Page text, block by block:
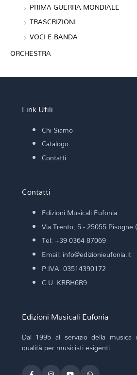
PRIMA GUERRA MONDIALE
TRASCRIZIONI
VOCI E BANDA
ORCHESTRA
Link Utili
Chi Siamo
Catalogo
Contatti
Contatti
Edizioni Musicali Eufonia
Via Trento, 5 - 25055 Pisogne
Tel: +39 0364 87069
Email: info@edizionieufonia.it
P.IVA: 03514390172
C.U. KRRH6B9
Edizioni Musicali Eufonia
Dal 1995 al servizio della musica
qualità per musicisti esigenti.